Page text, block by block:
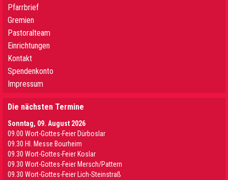
Pfarrbrief
Gremien
Pastoralteam
Einrichtungen
Kontakt
Spendenkonto
Impressum
Die nächsten Termine
Sonntag, 09. August 2026
09.00 Wort-Gottes-Feier Dürboslar
09.30 HI. Messe Bourheim
09.30 Wort-Gottes-Feier Koslar
09.30 Wort-Gottes-Feier Mersch/Pattern
09.30 Wort-Gottes-Feier Lich-Steinstraß